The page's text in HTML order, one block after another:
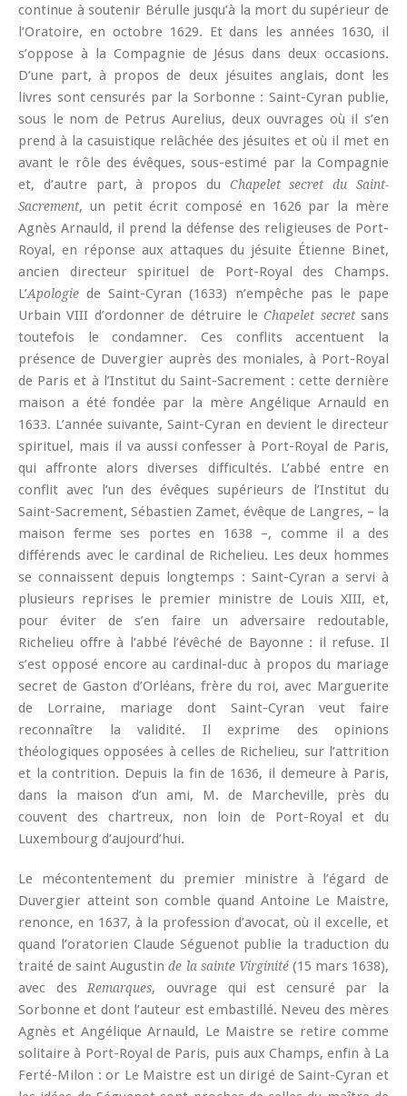
continue à soutenir Bérulle jusqu’à la mort du supérieur de
l’Oratoire, en octobre 1629. Et dans les années 1630, il
s’oppose à la Compagnie de Jésus dans deux occasions.
D’une part, à propos de deux jésuites anglais, dont les
livres sont censurés par la Sorbonne : Saint-Cyran publie,
sous le nom de Petrus Aurelius, deux ouvrages où il s’en
prend à la casuistique relâchée des jésuites et où il met en
avant le rôle des évêques, sous-estimé par la Compagnie
et, d’autre part, à propos du Chapelet secret du Saint-
Sacrement, un petit écrit composé en 1626 par la mère
Agnès Arnauld, il prend la défense des religieuses de Port-
Royal, en réponse aux attaques du jésuite Étienne Binet,
ancien directeur spirituel de Port-Royal des Champs.
L’Apologie de Saint-Cyran (1633) n’empêche pas le pape
Urbain VIII d’ordonner de détruire leChapelet secretsans
toutefois le condamner. Ces conflits accentuent la
présence de Duvergier auprès des moniales, à Port-Royal
de Paris et à l’Institut du Saint-Sacrement : cette dernière
maison a été fondée par la mère Angélique Arnauld en
1633. L’année suivante, Saint-Cyran en devient le directeur
spirituel, mais il va aussi confesser à Port-Royal de Paris,
qui affronte alors diverses difficultés. L’abbé entre en
conflit avec l’un des évêques supérieurs de l’Institut du
Saint-Sacrement, Sébastien Zamet, évêque de Langres, – la
maison ferme ses portes en 1638 –, comme il a des
différends avec le cardinal de Richelieu. Les deux hommes
se connaissent depuis longtemps : Saint-Cyran a servi à
plusieurs reprises le premier ministre de Louis XIII, et,
pour éviter de s’en faire un adversaire redoutable,
Richelieu offre à l’abbé l’évêché de Bayonne : il refuse. Il
s’est opposé encore au cardinal-duc à propos du mariage
secret de Gaston d’Orléans, frère du roi, avec Marguerite
de Lorraine, mariage dont Saint-Cyran veut faire
reconnaître la validité. Il exprime des opinions
théologiques opposées à celles de Richelieu, sur l’attrition
et la contrition. Depuis la fin de 1636, il demeure à Paris,
dans la maison d’un ami, M. de Marcheville, près du
couvent des chartreux, non loin de Port-Royal et du
Luxembourg d’aujourd’hui.
Le mécontentement du premier ministre à l’égard de
Duvergier atteint son comble quand Antoine Le Maistre,
renonce, en 1637, à la profession d’avocat, où il excelle, et
quand l’oratorien Claude Séguenot publie la traduction du
traité de saint Augustinde la sainte Virginité(15 mars 1638),
avec desRemarques, ouvrage qui est censuré par la
Sorbonne et dont l’auteur est embastillé. Neveu des mères
Agnès et Angélique Arnauld, Le Maistre se retire comme
solitaire à Port-Royal de Paris, puis aux Champs, enfin à La
Ferté-Milon : or Le Maistre est un dirigé de Saint-Cyran et